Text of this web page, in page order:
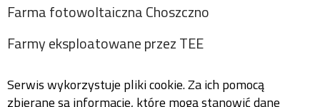
Farma fotowoltaiczna Choszczno
Farmy eksploatowane przez TEE
Serwis wykorzystuje pliki cookie. Za ich pomocą
zbierane są informacje, które mogą stanowić dane